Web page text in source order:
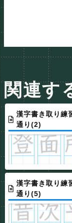
関連す
漢字書き取り練
通り(2)
漢字書き取り練
通り(5)